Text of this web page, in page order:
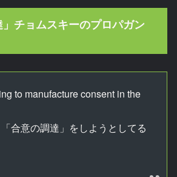
」チョムスキーのプロパガン
to manufacture consent in the
合意の調達」をしようとしてる